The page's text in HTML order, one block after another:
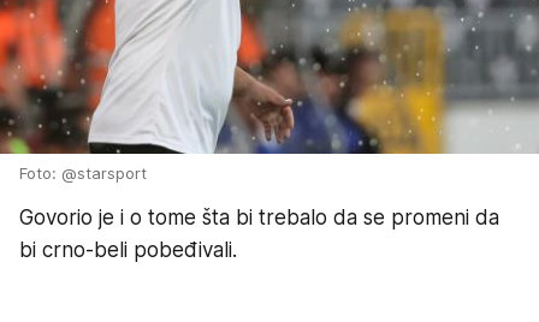
Foto: @starsport
Govorio je i o tome šta bi trebalo da se promeni da
bi crno-beli pobeđivali.